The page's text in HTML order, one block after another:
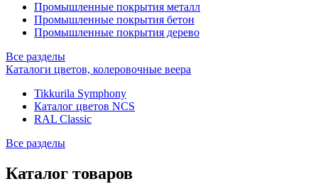
Промышленные покрытия металл
Промышленные покрытия бетон
Промышленные покрытия дерево
Все разделы
Каталоги цветов, колеровочные веера
Tikkurila Symphony
Каталог цветов NCS
RAL Classic
Все разделы
Каталог товаров